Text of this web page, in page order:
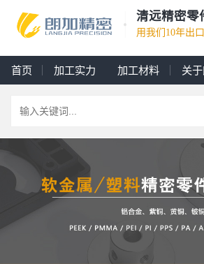
清远精密零
用我们10年出
首页 加工实力 加工材料 关